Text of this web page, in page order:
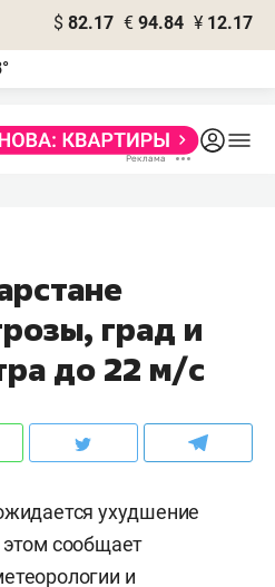
$ 82.17 € 94.84 ¥ 12.17
град и
до 22 м/с
ухудшение
сообщает
и